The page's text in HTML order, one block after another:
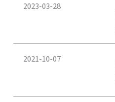
2023-03-28
2021-10-07